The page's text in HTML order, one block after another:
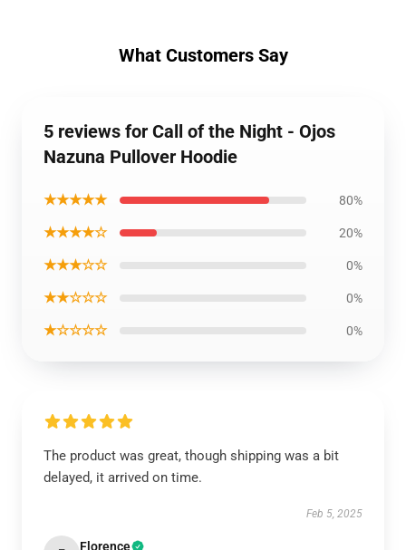
What Customers Say
5 reviews for Call of the Night - Ojos
Nazuna Pullover Hoodie
★★★★★ 80%
★★★★☆ 20%
★★★☆☆ 0%
★★☆☆☆ 0%
★☆☆☆☆ 0%
The product was great, though shipping was a bit
delayed, it arrived on time.
Feb 5, 2025
Florence